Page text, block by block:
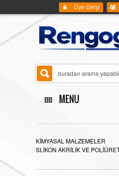
Üye Girişi
MENU
ANASAYFA
KİMYASAL MALZEMELER
›
SLİKON AKRİLİK VE